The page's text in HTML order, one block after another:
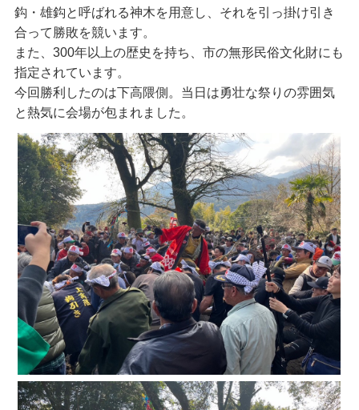
鈎・雄鈎と呼ばれる神木を用意し、それを引っ掛け引き
合って勝敗を競います。
また、300年以上の歴史を持ち、市の無形民俗文化財にも
指定されています。
今回勝利したのは下高隈側。当日は勇壮な祭りの雰囲気
と熱気に会場が包まれました。